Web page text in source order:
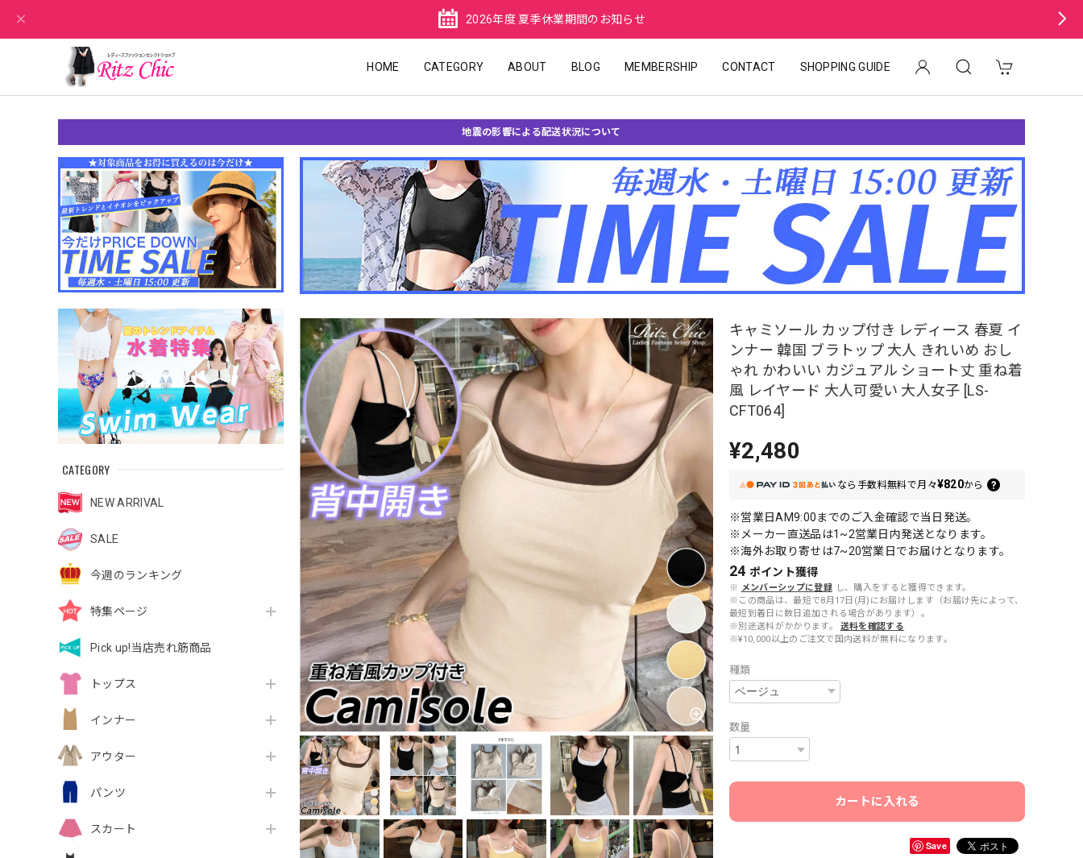
2026年度 夏季休業期間のお知らせ
HOME CATEGORY ABOUT BLOG MEMBERSHIP CONTACT SHOPPING GUIDE
地震の影響による配送状況について
CATEGORY
NEW ARRIVAL
SALE
今週のランキング
特集ページ
Pick up!当店売れ筋商品
トップス
インナー
アウター
パンツ
スカート
キャミソール カップ付き レディース 春夏 イ
ンナー 韓国 ブラトップ 大人 きれいめ おし
ゃれ かわいい カジュアル ショート丈 重ね着
風 レイヤード 大人可愛い 大人女子 [LS-
CFT064]
¥2,480
なら 手数料無料で月々¥820から
※営業日AM9:00までのご入金確認で当日発送。
※メーカー直送品は1~2営業日内発送となります。
※海外お取り寄せは7~20営業日でお届けとなります。
24 ポイント獲得
※ メンバーシップに登録 し、購入をすると獲得できます。
※この商品は、最短で8月17日(月)にお届けします（お届け先によって、
最短到着日に数日追加される場合があります）。
※別途送料がかかります。
送料を確認する
※¥10,000以上のご注文で国内送料が無料になります。
種類
数量
カートに入れる
Save